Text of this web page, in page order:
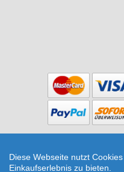
(Pflanzenaccessoires)
Diese Webseite nutzt
Einkaufserlebnis zu bieten.